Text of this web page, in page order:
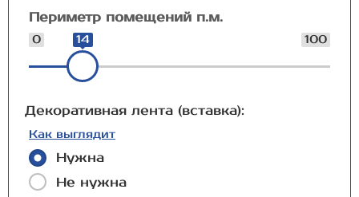
Периметр помещений п.м.
0 100
14
Декоративная лента (вставка):
Как выглядит
Нужна
Не нужна